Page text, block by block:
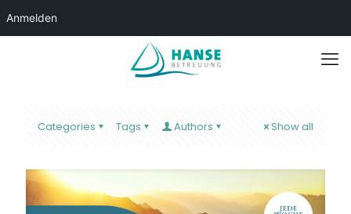
Categories Tags Authors Show all
Anmelden